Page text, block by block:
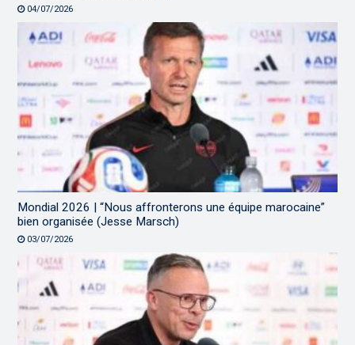
04/07/2026
Mondial 2026 | “Nous affronterons une équipe marocaine”
bien organisée (Jesse Marsch)
03/07/2026